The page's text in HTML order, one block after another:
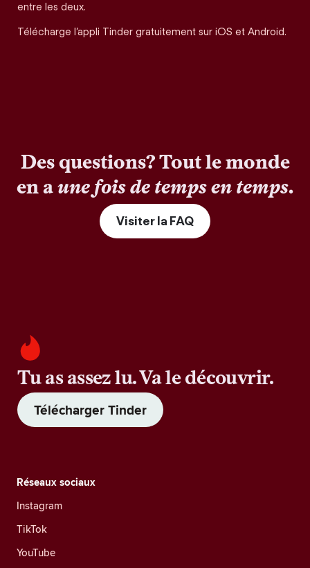
entre les deux.
Télécharge l’appli Tinder gratuitement sur iOS et Android.
Des questions? Tout le monde
en aune fois de temps en temps.
Visiter la FAQ
Tu as assez lu. Va le découvrir.
Télécharger Tinder
Réseaux sociaux
Instagram
TikTok
YouTube